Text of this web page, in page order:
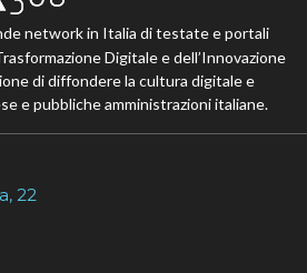
network in Italia di testate e portali
Digitale e dell’Innovazione
di diffondere la cultura digitale e
e pubbliche amministrazioni italiane.
22